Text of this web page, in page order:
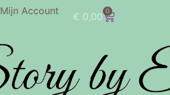
Mijn Account € 0,00 0